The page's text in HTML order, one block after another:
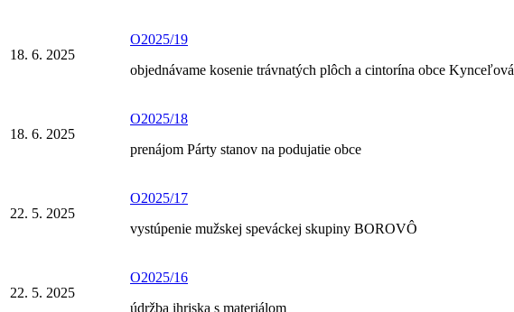
18. 6. 2025
O2025/19
objednávame kosenie trávnatých plôch a cintorína obce Kynceľová
18. 6. 2025
O2025/18
prenájom Párty stanov na podujatie obce
22. 5. 2025
O2025/17
vystúpenie mužskej speváckej skupiny BOROVÔ
22. 5. 2025
O2025/16
údržba ihriska s materiálom